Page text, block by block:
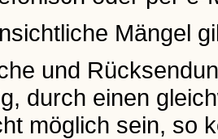
Mängel
und
durch einen
möglich sein, so